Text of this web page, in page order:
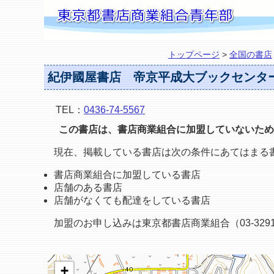
トップページ > 全国の書店
紀伊國屋書店 帝京平成大ブックセンタ
TEL： 0436-74-5567
この書店は、書店商業組合に加盟していないた
現在、掲載している書店は次の条件にあてはまる
書店商業組合に加盟している書店
店舗のある書店
店舗がなくても配達をしている書店
加盟のお申し込みは東京都書店商業組合（03-
+